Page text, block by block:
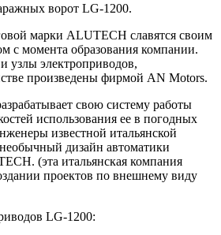
ворот LG-1200.
марки ALUTECH славятся своим
с момента образования компании.
узлы электроприводов,
произведены фирмой AN Motors.
свою систему работы
использования ее в погодных
известной итальянской
дизайн автоматики
(эта итальянская компания
проектов по внешнему виду
LG-1200: